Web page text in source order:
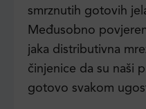
smrznutih gotovih
Međusobno
jaka distributivna
činjenice da su naši
gotovo svakom